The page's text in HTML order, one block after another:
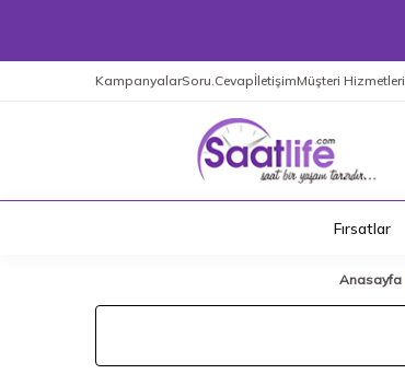
KampanyalarSoru.CevapİletişimMüşteri Hizmetleri
Fırsatlar
Anasayfa